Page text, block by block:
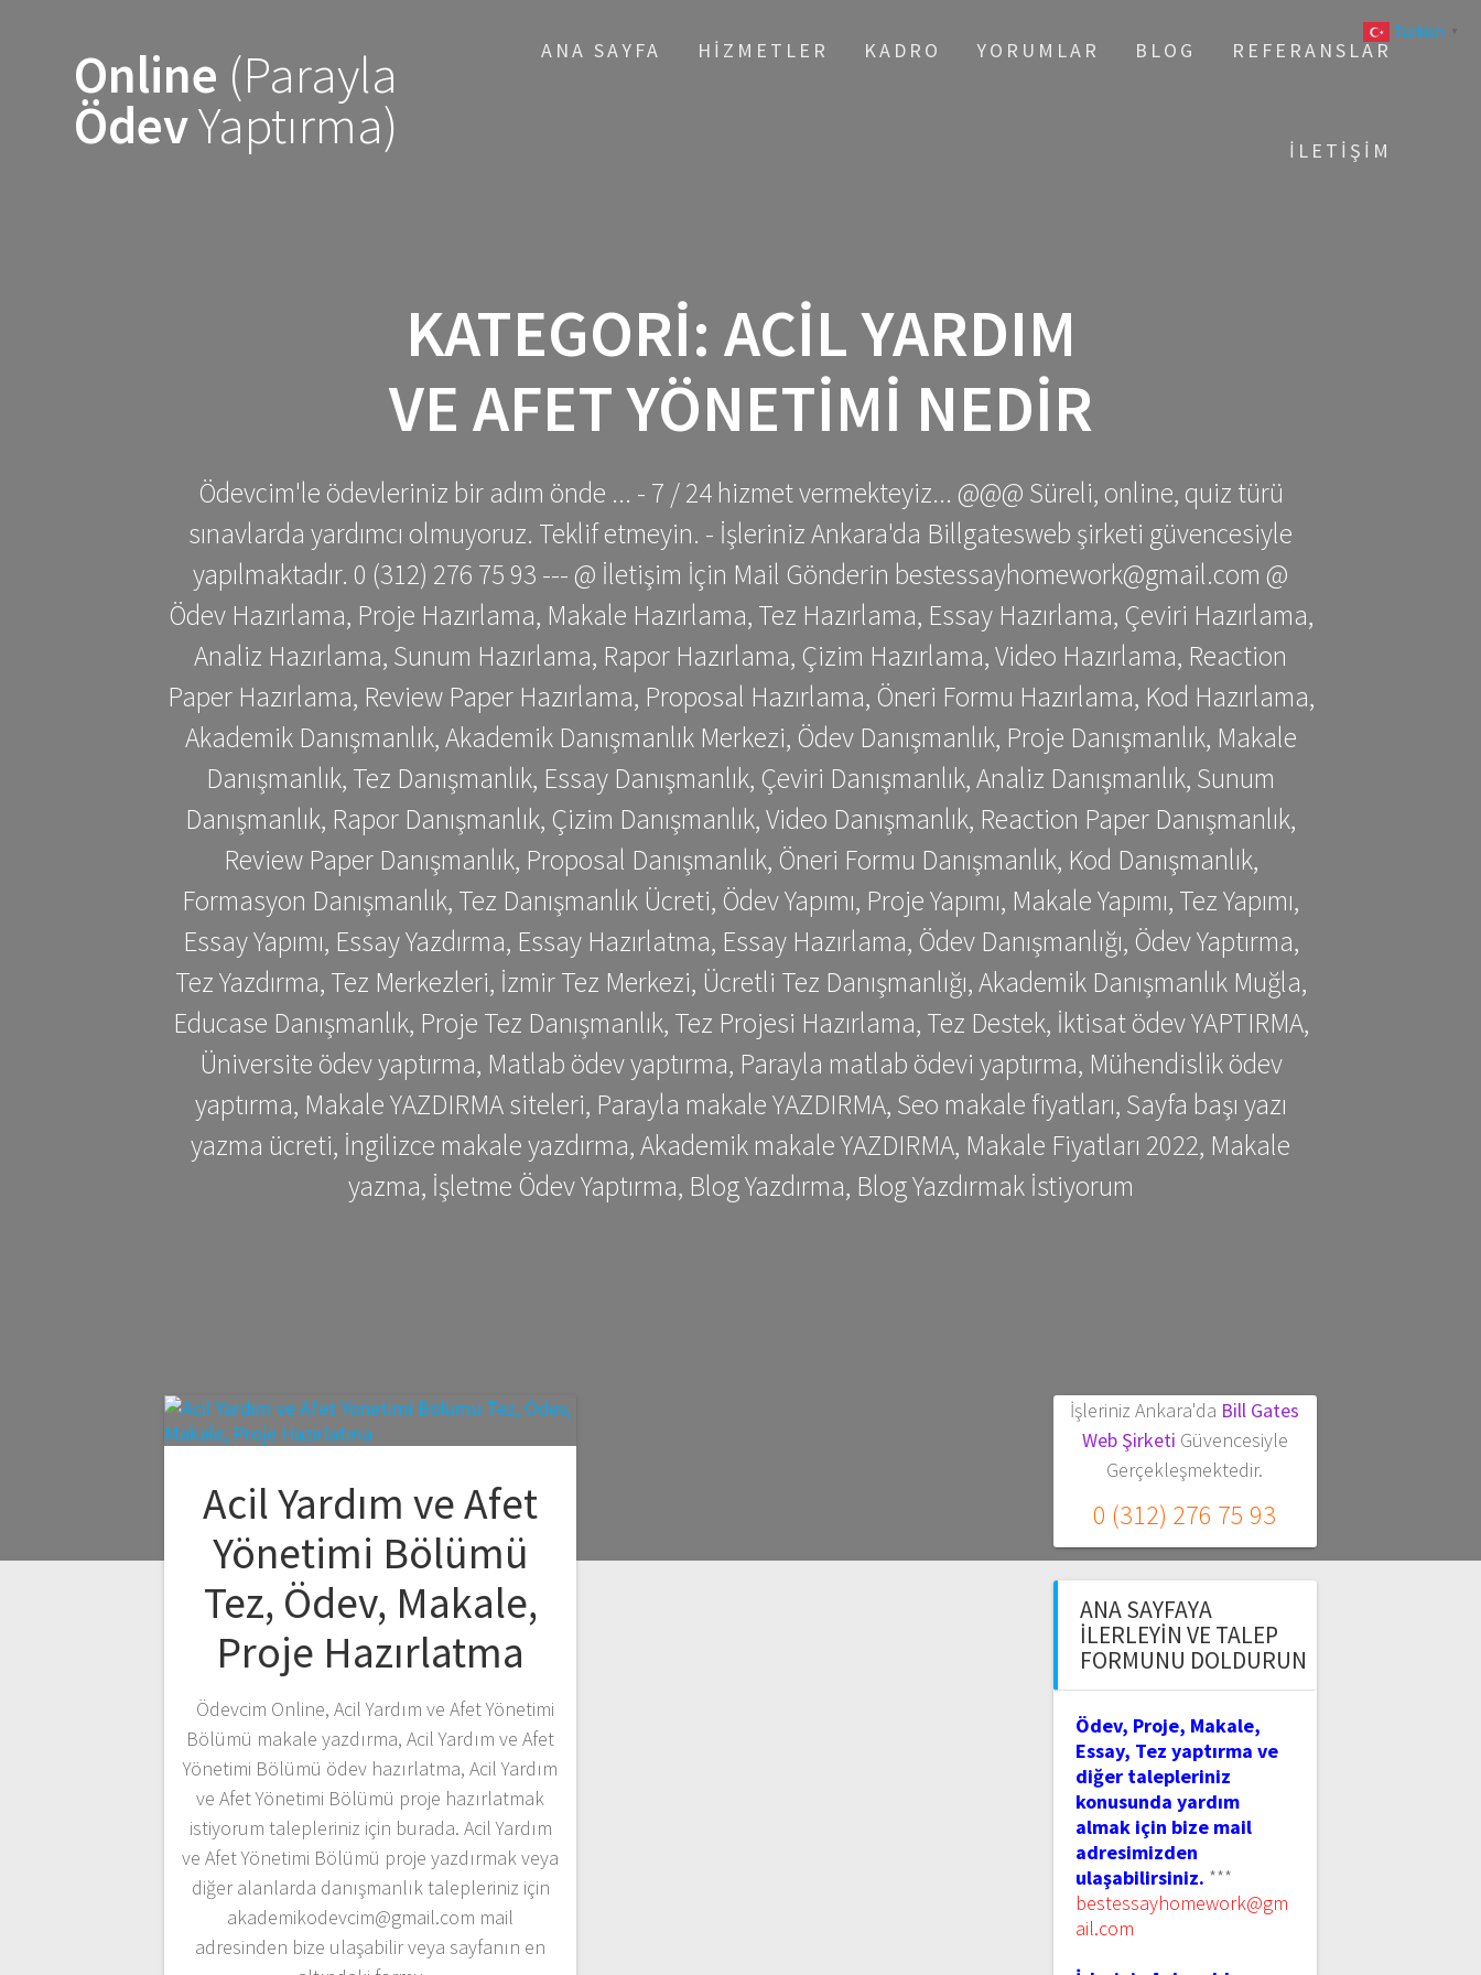
Online (Parayla
ÖdevYaptırma)
ANA SAYFA HIZMETLER KADRO YORUMLAR BLOG REFERANSLAR
İLETIŞIM
KATEGORI: ACIL YARDIM
VE AFET YÖNETIMI NEDIR
Ödevcim'le ödevleriniz bir adım önde ... - 7 / 24 hizmet vermekteyiz... @@@ Süreli, online, quiz türü
sınavlarda yardımcı olmuyoruz. Teklif etmeyin. - İşleriniz Ankara'da Billgatesweb şirketi güvencesiyle
yapılmaktadır. 0 (312) 276 75 93 --- @ İletişim İçin Mail Gönderin bestessayhomework@gmail.com @
Ödev Hazırlama, Proje Hazırlama, Makale Hazırlama, Tez Hazırlama, Essay Hazırlama, Çeviri Hazırlama,
Analiz Hazırlama, Sunum Hazırlama, Rapor Hazırlama, Çizim Hazırlama, Video Hazırlama, Reaction
Paper Hazırlama, Review Paper Hazırlama, Proposal Hazırlama, Öneri Formu Hazırlama, Kod Hazırlama,
Akademik Danışmanlık, Akademik Danışmanlık Merkezi, Ödev Danışmanlık, Proje Danışmanlık, Makale
Danışmanlık, Tez Danışmanlık, Essay Danışmanlık, Çeviri Danışmanlık, Analiz Danışmanlık, Sunum
Danışmanlık, Rapor Danışmanlık, Çizim Danışmanlık, Video Danışmanlık, Reaction Paper Danışmanlık,
Review Paper Danışmanlık, Proposal Danışmanlık, Öneri Formu Danışmanlık, Kod Danışmanlık,
Formasyon Danışmanlık, Tez Danışmanlık Ücreti, Ödev Yapımı, Proje Yapımı, Makale Yapımı, Tez Yapımı,
Essay Yapımı, Essay Yazdırma, Essay Hazırlatma, Essay Hazırlama, Ödev Danışmanlığı, Ödev Yaptırma,
Tez Yazdırma, Tez Merkezleri, İzmir Tez Merkezi, Ücretli Tez Danışmanlığı, Akademik Danışmanlık Muğla,
Educase Danışmanlık, Proje Tez Danışmanlık, Tez Projesi Hazırlama, Tez Destek, İktisat ödev YAPTIRMA,
Üniversite ödev yaptırma, Matlab ödev yaptırma, Parayla matlab ödevi yaptırma, Mühendislik ödev
yaptırma, Makale YAZDIRMA siteleri, Parayla makale YAZDIRMA, Seo makale fiyatları, Sayfa başı yazı
yazma ücreti, İngilizce makale yazdırma, Akademik makale YAZDIRMA, Makale Fiyatları 2022, Makale
yazma, İşletme Ödev Yaptırma, Blog Yazdırma, Blog Yazdırmak İstiyorum
Acil Yardım ve Afet
Yönetimi Bölümü
Tez, Ödev, Makale,
Proje Hazırlatma
Ödevcim Online, Acil Yardım ve Afet Yönetimi
Bölümü makale yazdırma, Acil Yardım ve Afet
Yönetimi Bölümü ödev hazırlatma, Acil Yardım
ve Afet Yönetimi Bölümü proje hazırlatmak
istiyorum talepleriniz için burada. Acil Yardım
ve Afet Yönetimi Bölümü proje yazdırmak veya
diğer alanlarda danışmanlık talepleriniz için
akademikodevcim@gmail.com mail
adresinden bize ulaşabilir veya sayfanın en
İşleriniz Ankara'da Bill Gates
Web Şirketi Güvencesiyle
Gerçekleşmektedir.
0 (312) 276 75 93
ANA SAYFAYA
İLERLEYIN VE TALEP
FORMUNU DOLDURUN
Ödev, Proje, Makale,
Essay, Tez yaptırma ve
diğer talepleriniz
konusunda yardım
almak için bize mail
adresimizden
ulaşabilirsiniz. ***
bestessayhomework@gm
ail.com
Turkish ▼